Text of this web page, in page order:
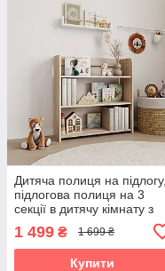
Дитяча полиця на підлогу,
підлогова полиця на 3
секції в дитячу кімнату з
1 499 ₴ 1 699 ₴
Купити